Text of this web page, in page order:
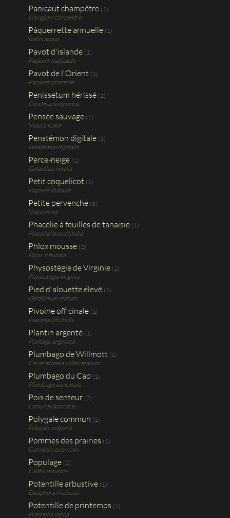
Panicaut champêtre (1)
Eryngium campestre
Pâquerrette annuelle (1)
Bellis annua
Pavot d'islande (1)
Papaver nudicaule
Pavot de l'Orient (1)
Papaver orientale
Penissetum hérissé (1)
Cenchrus longisetus
Pensée sauvage (1)
Viola tricolor
Penstémon digitale (1)
Penstemon digitalis
Perce-neige (1)
Galanthus nivalis
Petit coquelicot (1)
Papaver dubium
Petite pervenche (3)
Vinca minor
Phacélie à feuilles de tanaisie (1)
Phacelia tanacetifolia
Phlox mousse (2)
Phlox subulata
Physostégie de Virginie (1)
Physostegia virginia
Pied d'alouette élevé (1)
Delphinium elatum
Pivoine officinale (1)
Paeonia officinalis
Plantin argenté (1)
Plantago argentea
Plumbago de Willmott (1)
Ceratostigma willmotianum
Plumbago du Cap (1)
Plumbago auriculata
Pois de senteur (2)
Lathyrus odoratus
Polygale commun (1)
Polygala vulgaris
Pommes des prairies (1)
Camassia quamash
Populage (2)
Caltha palustris
Potentille arbustive (1)
Dasiphora fruticosa
Potentille de printemps (1)
Potentilla verna